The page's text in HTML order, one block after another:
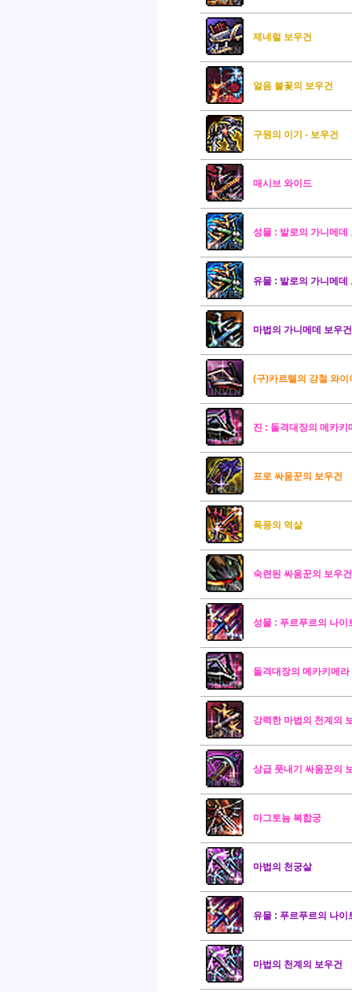
제네럴 보우건
얼음 불꽃의 보우건
구원의 이기 - 보우건
매시브 와이드
성물 : 발로의 가니메데
유물 : 발로의 가니메데
마법의 가니메데 보우건
(구)카르텔의 강철 와이
진 : 돌격대장의 메카키
프로 싸움꾼의 보우건
폭풍의 역살
숙련된 싸움꾼의 보우건
성물 : 푸르푸르의 나이
돌격대장의 메카키메
강력한 마법의 천계의
상급 풋내기 싸움꾼의
마그토늄 복합궁
마법의 천궁살
유물 : 푸르푸르의 나이
마법의 천계의 보우건